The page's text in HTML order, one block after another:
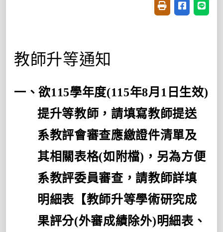
友善列印(開新視
分享至臉書
分享
教師升等通知
一、欲115學年度(115年8月 1 日生效)
提升等教師，請填寫教師提送
系教評會審查應繳證件清單及
其相關表格(如附檔) ，另為方便
系教評委員審查，請教師詳填
明細表【教師升等學術研究成
果評分(外審成績除外)明細表、